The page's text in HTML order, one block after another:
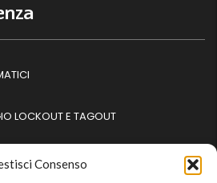
Consenso
LOCKOUT E TAGOUT